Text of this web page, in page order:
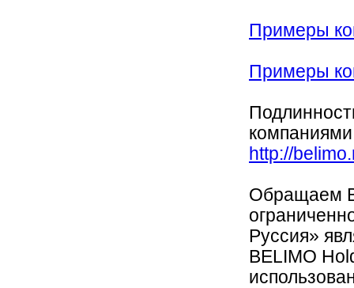
Примеры
Примеры
http://
Обращаем
Руссия»
BELIMO